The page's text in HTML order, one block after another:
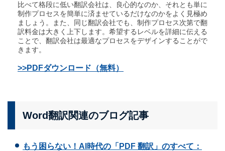
比べて格段に低い翻訳会社は、良心的なのか、それとも単に
制作プロセスを簡単に済ませているだけなのかをよく見極め
ましょう。また、同じ翻訳会社でも、制作プロセス次第で翻
訳料金は大きく上下します。希望するレベルを詳細に伝える
ことで、翻訳会社は最適なプロセスをデザインすることがで
きます。
>>PDFダウンロード（無料）
Word翻訳関連のブログ記事
もう困らない！AI時代の「PDF 翻訳」のすべて：